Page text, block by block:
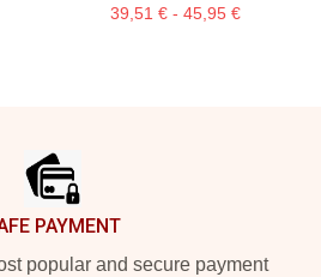
39,51 € - 45,95 €
PAYMENT
popular and secure payment